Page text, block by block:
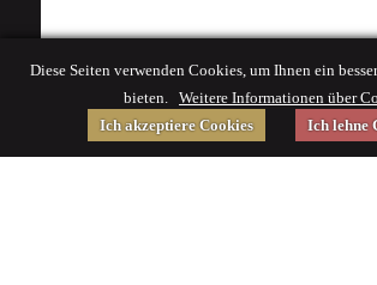
Diese Seiten verwenden Cookies, um Ihnen ein
bieten. Weitere Informationen über
Ich akzeptiere Cookies
Ich lehne